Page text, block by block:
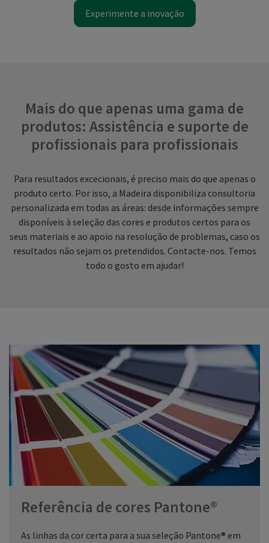
Experimente a inovação
Mais do que apenas uma gama de
produtos: Assistência e suporte de
profissionais para profissionais
Para resultados excecionais, é preciso mais do que apenas o
produto certo. Por isso, a Madeira disponibiliza consultoria
personalizada em todas as áreas: desde informações sempre
disponíveis à seleção das cores e produtos certos para os
seus materiais e ao apoio na resolução de problemas, caso os
resultados não sejam os pretendidos. Contacte-nos. Temos
todo o gosto em ajudar!
Referência de cores Pantone®
As linhas da cor certa para a sua seleção Pantone® em